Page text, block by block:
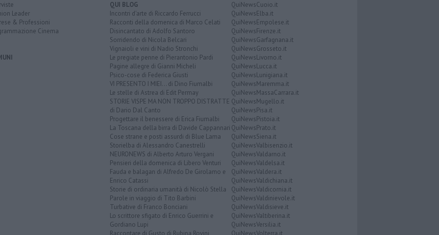
Leader
& Professioni
Cinema
QUI BLOG
Incontri d'arte di Riccardo Ferrucci
Racconti della domenica di Marco Celati
Disincantato di Adolfo Santoro
Sorridendo di Nicola Belcari
Vignaioli e vini di Nadio Stronchi
Le pregiate penne di Pierantonio Pardi
Pagine allegre di Gianni Micheli
Psico-cose di Federica Giusti
VI PRESENTO I MIEI... di Dino Fiumalbi
Le stelle di Astrea di Edit Permay
STORIE VISPE MA NON TROPPO DISTRATTE
di Dario Dal Canto
Progettare il benessere di Erica Fiumalbi
La Toscana della birra di Davide Cappannari
Cose strane e posti assurdi di Blue Lama
Storielba di Alessandro Canestrelli
NEURONEWS di Alberto Arturo Vergani
Pensieri della domenica di Libero Venturi
Fauda e balagan di Alfredo De Girolamo e
Enrico Catassi
Storie di ordinaria umanità di Nicolò Stella
Parole in viaggio di Tito Barbini
Turbative di Franco Bonciani
Lo scrittore sfigato di Enrico Guerrini e
Gordiano Lupi
QuiNewsCuoio.it
QuiNewsElba.it
QuiNewsEmpolese.it
QuiNewsFirenze.it
QuiNewsGarfagnana.it
QuiNewsGrosseto.it
QuiNewsLivorno.it
QuiNewsLucca.it
QuiNewsLunigiana.it
QuiNewsMaremma.it
QuiNewsMassaCarrara.it
QuiNewsMugello.it
QuiNewsPisa.it
QuiNewsPistoia.it
QuiNewsPrato.it
QuiNewsSiena.it
QuiNewsValbisenzio.it
QuiNewsValdarno.it
QuiNewsValdelsa.it
QuiNewsValdera.it
QuiNewsValdichiana.it
QuiNewsValdicornia.it
QuiNewsValdinievole.it
QuiNewsValdisieve.it
QuiNewsValtiberina.it
QuiNewsVersilia.it